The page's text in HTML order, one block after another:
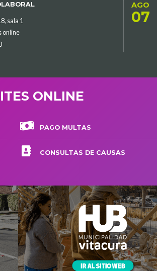
sala 1
online
AGO
07
ONLINE
PAGO MULTAS
CONSULTAS DE CAUSAS